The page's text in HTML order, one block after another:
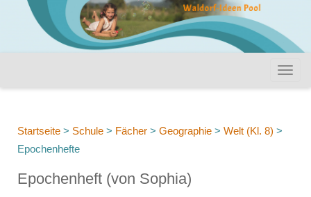
Startseite > Schule > Fächer > Geographie > Welt (Kl. 8) >
Epochenhefte
Epochenheft (von Sophia)